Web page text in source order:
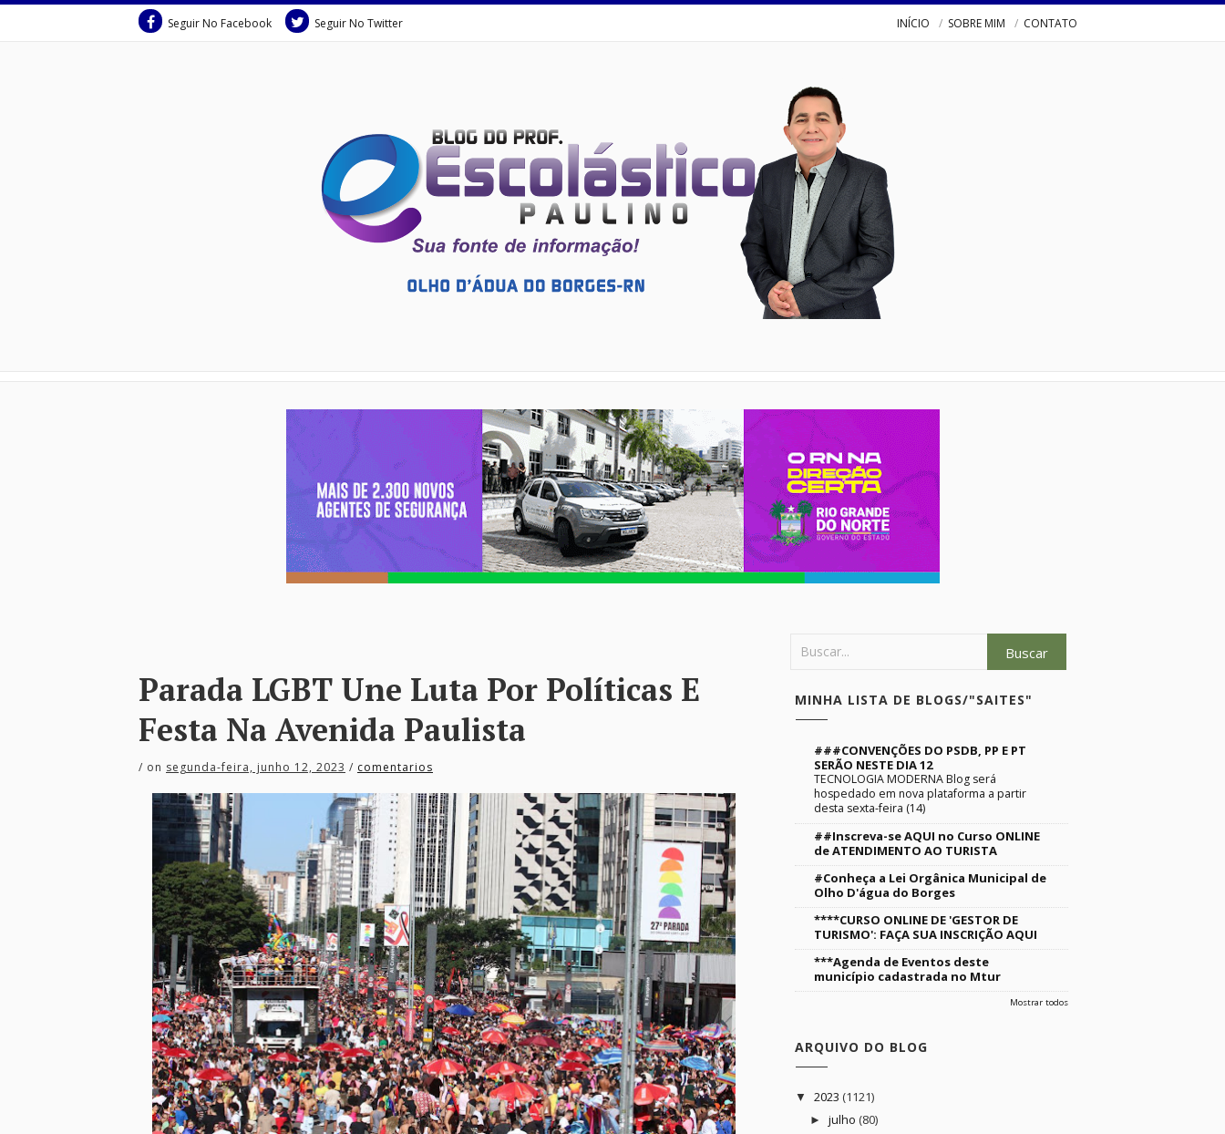
Seguir No Facebook Seguir No Twitter INÍCIO SOBRE MIM CONTATO
Parada LGBT Une Luta Por Políticas E
Festa Na Avenida Paulista
/ on segunda-feira, junho 12, 2023 / comentarios
MINHA LISTA DE BLOGS/"SAITES"
###CONVENÇÕES DO PSDB, PP E PT
SERÃO NESTE DIA 12
TECNOLOGIA MODERNA Blog será
hospedado em nova plataforma a partir
desta sexta-feira (14)
##Inscreva-se AQUI no Curso ONLINE
de ATENDIMENTO AO TURISTA
#Conheça a Lei Orgânica Municipal de
Olho D'água do Borges
****CURSO ONLINE DE 'GESTOR DE
TURISMO': FAÇA SUA INSCRIÇÃO AQUI
***Agenda de Eventos deste
município cadastrada no Mtur
Mostrar todos
ARQUIVO DO BLOG
▼ 2023 (1121)
► julho (80)